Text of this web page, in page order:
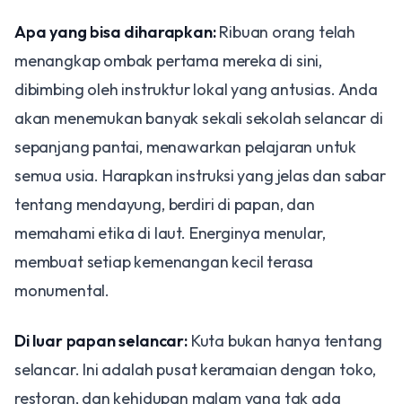
Apa yang bisa diharapkan:Ribuan orang telah
menangkap ombak pertama mereka di sini,
dibimbing oleh instruktur lokal yang antusias. Anda
akan menemukan banyak sekali sekolah selancar di
sepanjang pantai, menawarkan pelajaran untuk
semua usia. Harapkan instruksi yang jelas dan sabar
tentang mendayung, berdiri di papan, dan
memahami etika di laut. Energinya menular,
membuat setiap kemenangan kecil terasa
monumental.
Di luar papan selancar:Kuta bukan hanya tentang
selancar. Ini adalah pusat keramaian dengan toko,
restoran, dan kehidupan malam yang tak ada